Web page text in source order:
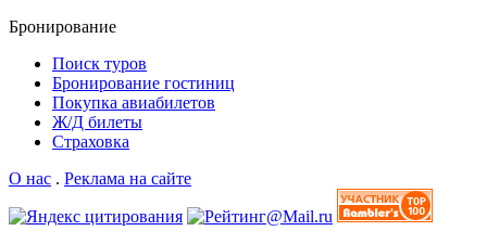
Бронирование
Поиск туров
Бронирование гостиниц
Покупка авиабилетов
Ж/Д билеты
Страховка
О нас . Реклама на сайте